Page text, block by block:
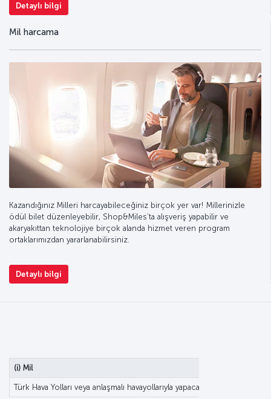
Detaylı bilgi
Mil harcama
Kazandığınız Milleri harcayabileceğiniz birçok yer var! Millerinizle
ödül bilet düzenleyebilir, Shop&Miles’ta alışveriş yapabilir ve
akaryakıttan teknolojiye birçok alanda hizmet veren program
ortaklarımızdan yararlanabilirsiniz.
Detaylı bilgi
(i) Mil
Türk Hava Yolları veya anlaşmalı havayollarıyla yapacağınız